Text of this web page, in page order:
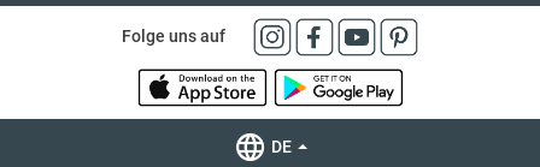
Folge uns auf
DE